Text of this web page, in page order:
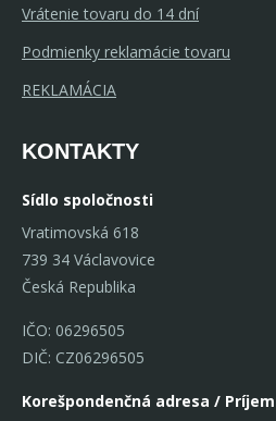
Vrátenie tovaru do 14 dní
Podmienky reklamácie tovaru
REKLAMÁCIA
KONTAKTY
Sídlo spoločnosti
Vratimovská 618
739 34 Václavovice
Česká Republika
IČO: 06296505
DIČ: CZ06296505
Korešpondenčná adresa /